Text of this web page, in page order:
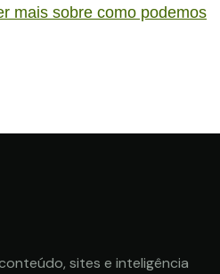
mais sobre como podemos
sites e inteligência